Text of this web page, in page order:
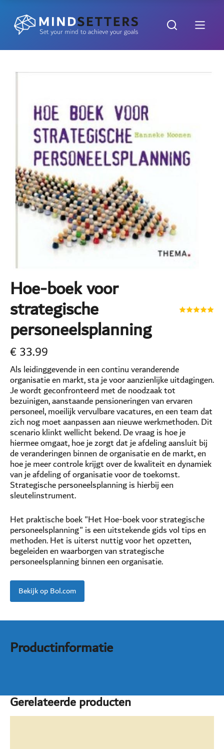
Hoe-boek voor
strategische
personeelsplanning
€33.99
Als leidinggevende in een continu veranderende
organisatie en markt, sta je voor aanzienlijke uitdagingen.
Je wordt geconfronteerd met de noodzaak tot
bezuinigen, aanstaande pensioneringen van ervaren
personeel, moeilijk vervulbare vacatures, en een team dat
zich nog moet aanpassen aan nieuwe werkmethoden. Dit
scenario klinkt wellicht bekend. De vraag is hoe je
hiermee omgaat, hoe je zorgt dat je afdeling aansluit bij
de veranderingen binnen de organisatie en de markt, en
hoe je meer controle krijgt over de kwaliteit en dynamiek
van je afdeling of organisatie voor de toekomst.
Strategische personeelsplanning is hierbij een
sleutelinstrument.
Het praktische boek "Het Hoe-boek voor strategische
personeelsplanning" is een uitstekende gids vol tips en
methoden. Het is uiterst nuttig voor het opzetten,
begeleiden en waarborgen van strategische
personeelsplanning binnen een organisatie.
Bekijk op Bol.com
Productinformatie
Gerelateerde producten